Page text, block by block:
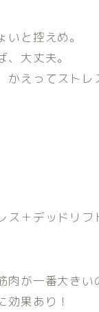
と控えめ。
大丈夫。
えってストレ
＋デッドリフ
が一番大きい
効果あり！